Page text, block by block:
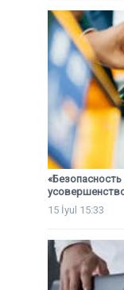
15 İyul 15:33